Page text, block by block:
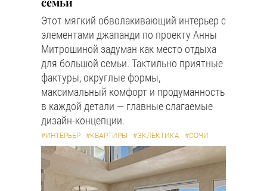
Этот мягкий обволакивающий интерьер с
элементами джапанди по проекту Анны
Митрошиной задуман как место отдыха
для большой семьи. Тактильно приятные
фактуры, округлые формы,
максимальный комфорт и продуманность
в каждой детали — главные слагаемые
дизайн-концепции.
#ИНТЕРЬЕР #КВАРТИРЫ #ЭКЛЕКТИКА #СОЧИ